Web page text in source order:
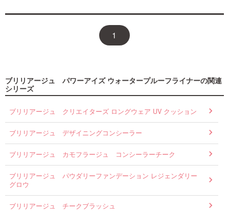
1
ブリリアージュ パワーアイズ ウォータープルーフライナーの関連
シリーズ
ブリリアージュ クリエイターズ ロングウェア UV クッション
ブリリアージュ デザイニングコンシーラー
ブリリアージュ カモフラージュ コンシーラーチーク
ブリリアージュ パウダリーファンデーション レジェンダリー
グロウ
ブリリアージュ チークブラッシュ